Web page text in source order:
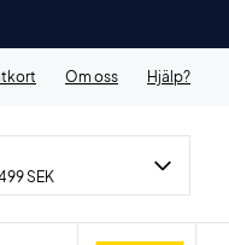
Om oss Hjälp?
SEK